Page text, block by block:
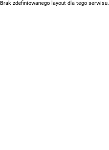
Brak zdefiniowanego layout dla tego serwisu.